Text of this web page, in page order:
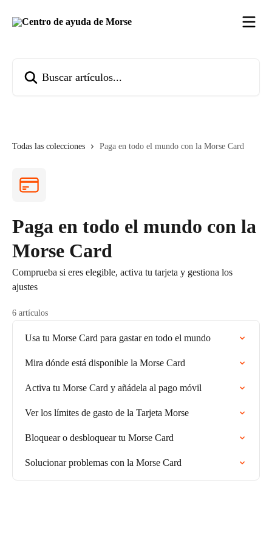
Todas las colecciones Paga en todo el mundo con la Morse Card
Paga en todo el mundo con la
Morse Card
Comprueba si eres elegible, activa tu tarjeta y gestiona los
ajustes
6 artículos
Usa tu Morse Card para gastar en todo el mundo
Mira dónde está disponible la Morse Card
Activa tu Morse Card y añádela al pago móvil
Ver los límites de gasto de la Tarjeta Morse
Bloquear o desbloquear tu Morse Card
Solucionar problemas con la Morse Card